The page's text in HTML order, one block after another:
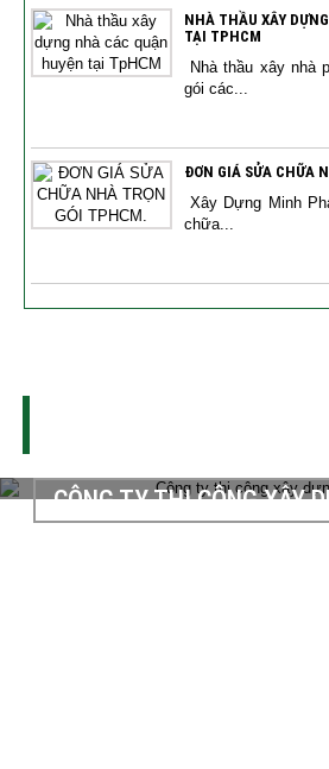
NHÀ THẦU XÂY
TẠI TPHCM
Nhà thầu xây nhà
gói các...
ĐƠN GIÁ SỬA CHỮA
Xây Dựng Minh
chữa...
CÔNG TY THI CÔNG XÂY